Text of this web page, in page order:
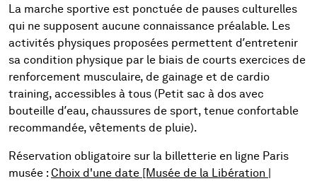
La marche sportive est ponctuée de pauses culturelles
qui ne supposent aucune connaissance préalable. Les
activités physiques proposées permettent d’entretenir
sa condition physique par le biais de courts exercices de
renforcement musculaire, de gainage et de cardio
training, accessibles à tous (Petit sac à dos avec
bouteille d’eau, chaussures de sport, tenue confortable
recommandée, vêtements de pluie).
Réservation obligatoire sur la billetterie en ligne Paris
musée : Choix d'une date [Musée de la Libération |